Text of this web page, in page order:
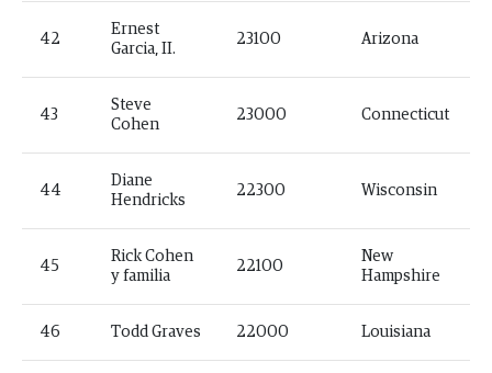
42
Ernest
Garcia, II.
23100 Arizona
43
Steve
Cohen
23000 Connecticut
44
Diane
Hendricks
22300 Wisconsin
45
Rick Cohen
y familia
22100
New
Hampshire
46 Todd Graves 22000 Louisiana